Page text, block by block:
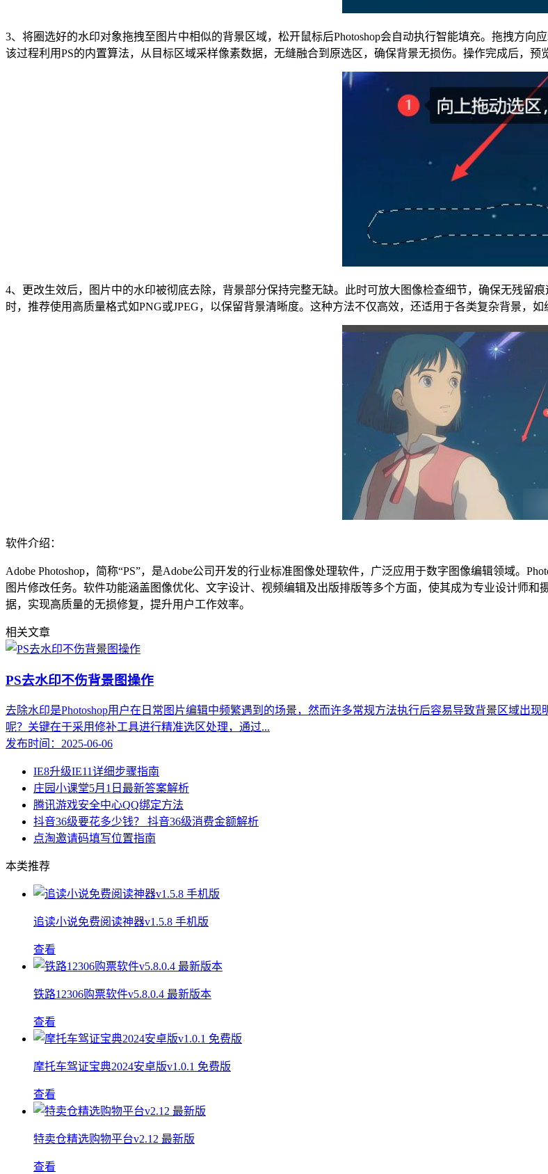
3、将圈选好的水印对象拖拽至图片中相似的背景区域，松开鼠标后Photoshop会自动执行智能填充。拖拽方向
该过程利用PS的内置算法，从目标区域采样像素数据，无缝融合到原选区，确保背景无损伤。操作完成后，预
4、更改生效后，图片中的水印被彻底去除，背景部分保持完整无缺。此时可放大图像检查细节，确保无残留
时，推荐使用高质量格式如PNG或JPEG，以保留背景清晰度。这种方法不仅高效，还适用于各类复杂背景，如
软件介绍：
Adobe Photoshop，简称“PS”，是Adobe公司开发的行业标准图像处理软件，广泛应用于数字图像编辑领域。
图片修改任务。软件功能涵盖图像优化、文字设计、视频编辑及出版排版等多个方面，使其成为专业设计师
据，实现高质量的无损修复，提升用户工作效率。
相关文章
PS去水印不伤背景图操作
去除水印是Photoshop用户在日常图片编辑中频繁遇到的场景，然而许多常规方法执行后容易导致背景区域出
呢？关键在于采用修补工具进行精准选区处理，通过...
发布时间：2025-06-06
IE8升级IE11详细步骤指南
庄园小课堂5月1日最新答案解析
腾讯游戏安全中心QQ绑定方法
抖音36级要花多少钱？ 抖音36级消费金额解析
点淘邀请码填写位置指南
本类推荐
追读小说免费阅读神器v1.5.8 手机版
查看
铁路12306购票软件v5.8.0.4 最新版本
查看
摩托车驾证宝典2024安卓版v1.0.1 免费版
查看
特卖仓精选购物平台v2.12 最新版
查看